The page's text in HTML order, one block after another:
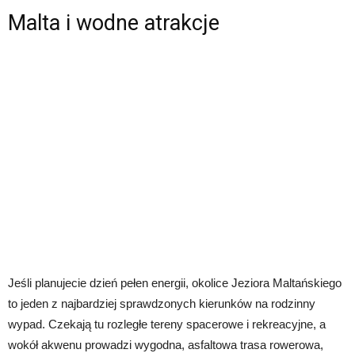
Malta i wodne atrakcje
Jeśli planujecie dzień pełen energii, okolice Jeziora Maltańskiego
to jeden z najbardziej sprawdzonych kierunków na rodzinny
wypad. Czekają tu rozległe tereny spacerowe i rekreacyjne, a
wokół akwenu prowadzi wygodna, asfaltowa trasa rowerowa,